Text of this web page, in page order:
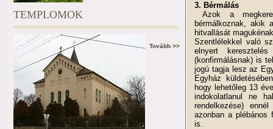
3. Bérmálás
Azok a
bérmálkoznak, akik
hitvallását
Szentlélekkel való
elnyert
(konfirmálásnak) is
jogú tagja lesz az
Egyház
hogy lehetőleg 13
indokolatlanul ne
rendelkezése)
azonban a plébános
is.
TEMPLOMOK
Tovább >>